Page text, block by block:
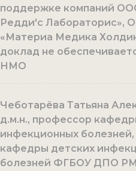
поддержке компаний
Редди'с Лабораторис»,
«Материа Медика
доклад не
НМО
Чеботарёва Татьяна
д.м.н., профессор
инфекционных
кафедры детских
болезней ФГБОУ ДПО